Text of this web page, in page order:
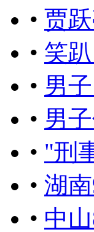
• 贾
• 笑
• 男
• 男
• "刑
• 湖
• 中